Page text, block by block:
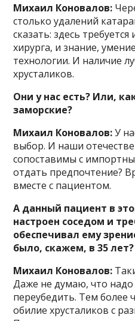
Михаил Коновалов:
столько удалений
сказать: здесь
хирурга, и знание,
технологии. И наличие
хрусталиков.
Они у нас есть? Или,
заморские?
Михаил Коновалов:У
выбор. И наши
сопоставимы с
отдать предпочтение?
вместе с пациентом.
А данный пациент в
настроен соседом и
обеспечивал ему
было, скажем, в 35 лет?
Михаил Коновалов:
Даже не думаю, что надо
переубедить. Тем более
обилие хрусталиков с